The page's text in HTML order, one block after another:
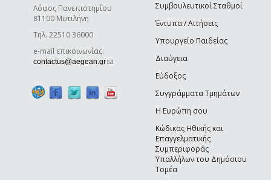
Λόφος Πανεπιστημίου
81100 Μυτιλήνη
Τηλ. 22510 36000
e-mail επικοινωνίας:
contactus@aegean.gr(link sends e-mail)
Συμβουλευτικοί Σταθμοί
Έντυπα / Αιτήσεις
Υπουργείο Παιδείας
Διαύγεια
Εύδοξος
Συγγράμματα Τμημάτων
Η Ευρώπη σου
Κώδικας Ηθικής και
Επαγγελματικής
Συμπεριφοράς
Υπαλλήλων του Δημόσιου
Τομέα